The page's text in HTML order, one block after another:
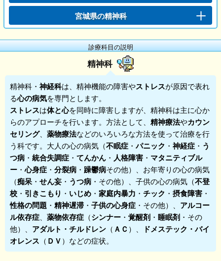
宮城県の精神科
診療科目の説明
精神科
精神科 ・ 神経科は、精神機能の障害やストレスが原因で表れ
る心の病気を専門とします。
ストレスは体と心を同時に障害しますが、精神科は主に心か
らのアプローチを行います。方法として、 精神療法やカウン
セリング、 薬物療法などのいろいろな方法を使って治療を行
う科です。大人の心の病気（不眠症 ・パニック ・ 神経症 ・ う
つ病 ・ 統合失調症 ・ てんかん ・ 人格障害 ・ マタニティブル
ー ・心身症 ・ 分裂病 ・ 躁鬱病その他）、お年寄りの心の病気
（痴呆 ・ せん妄 ・ うつ病 ・その他）、子供の心の病気（不登
校 ・ 引きこもり ・ いじめ ・ 家庭内暴力 ・ チック ・ 摂食障害 ・
性格の問題 ・ 精神遅滞 ・ 子供の心身症 ・その他）、 アルコー
ル依存症
薬物依存症 （シンナー ・ 覚醒剤 ・ 睡眠剤 ・その
他）、 アダルト・チルドレン （ ＡＣ ）、
ドメステック・バイ
オレンス （ ＤＶ）などの症状。